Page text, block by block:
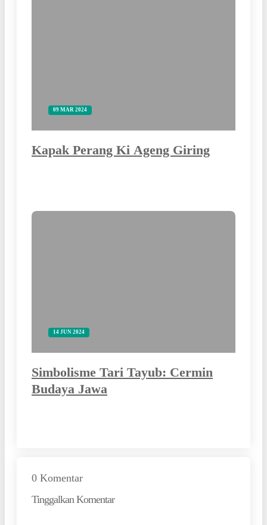
09 MAR 2024
Kapak Perang Ki Ageng Giring
14 JUN 2024
Simbolisme Tari Tayub: Cermin
Budaya Jawa
0 Komentar
Tinggalkan Komentar